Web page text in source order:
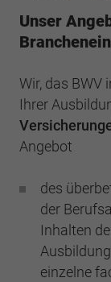
Unser
Wir, das BWV
Ihrer
Angebot
des
der
Inhalten
einzelne
Anbieter
Zweck
Name
Anbieter
Laufzeit
Google
Anbieter
Laufzeit
Zweck
Name